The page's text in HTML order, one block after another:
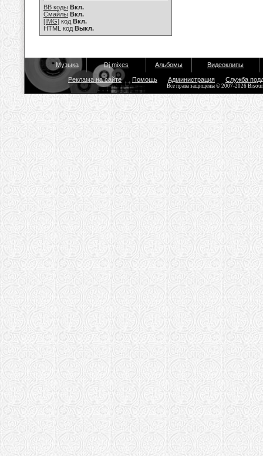
BB коды Вкл.
Смайлы Вкл.
[IMG] код Вкл.
HTML код Выкл.
Музыка Dj mixes Альбомы Видеоклипы
Реклама на сайте Помощь Администрация Служба
Все права защищены © 2007-2026